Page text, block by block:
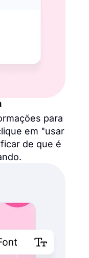
para
em "usar
de que é